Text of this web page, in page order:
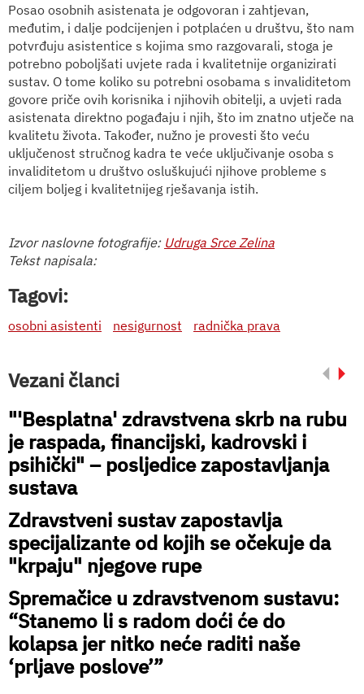
Posao osobnih asistenata je odgovoran i zahtjevan,
međutim, i dalje podcijenjen i potplaćen u društvu, što nam
potvrđuju asistentice s kojima smo razgovarali, stoga je
potrebno poboljšati uvjete rada i kvalitetnije organizirati
sustav. O tome koliko su potrebni osobama s invaliditetom
govore priče ovih korisnika i njihovih obitelji, a uvjeti rada
asistenata direktno pogađaju i njih, što im znatno utječe na
kvalitetu života. Također, nužno je provesti što veću
uključenost stručnog kadra te veće uključivanje osoba s
invaliditetom u društvo osluškujući njihove probleme s
ciljem boljeg i kvalitetnijeg rješavanja istih.
Izvor naslovne fotografije: Udruga Srce Zelina
Tekst napisala:
Tagovi:
osobni asistenti nesigurnost radnička prava
Vezani članci
"'Besplatna' zdravstvena skrb na rubu
je raspada, financijski, kadrovski i
psihički" – posljedice zapostavljanja
sustava
Zdravstveni sustav zapostavlja
specijalizante od kojih se očekuje da
"krpaju" njegove rupe
Spremačice u zdravstvenom sustavu:
“Stanemo li s radom doći će do
kolapsa jer nitko neće raditi naše
‘prljave poslove’”